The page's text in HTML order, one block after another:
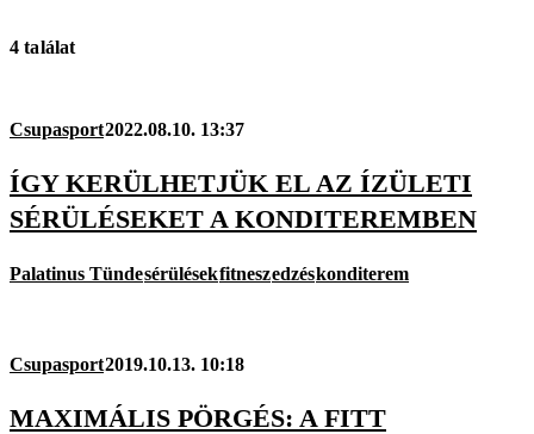
4 találat
Csupasport2022.08.10. 13:37
ÍGY KERÜLHETJÜK EL AZ ÍZÜLETI
SÉRÜLÉSEKET A KONDITEREMBEN
Palatinus Tündesérülésekfitneszedzéskonditerem
Csupasport2019.10.13. 10:18
MAXIMÁLIS PÖRGÉS: A FITT